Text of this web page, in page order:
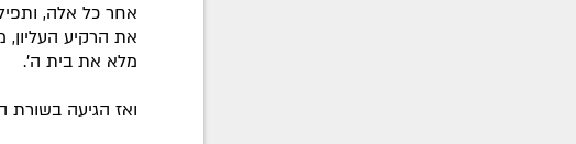
אחר כל אלה,
את הרקיע העליון,
מלא את בית ה'.
ואז הגיעה בשורת